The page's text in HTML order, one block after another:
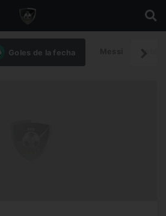
Goles de la fecha